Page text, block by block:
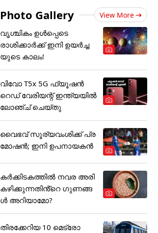
Photo Gallery View More
വൃശ്ചികം ഉൾപ്പെടെ
രാശിക്കാർക്ക് ഇനി ഉയർച്ച
യുടെ കാലം!
വിവോ T5x 5G ഫ്യൂഷൻ
റെഡ് വേരിയന്റ് ഇന്ത്യയിൽ
ലോഞ്ച് ചെയ്തു
വൈഭവ് സൂര്യവംശിക്ക് പ്ര
മോഷന്‍; ഇനി ഉപനായകന്‍
കർക്കിടകത്തിൽ നവര അരി
കഴിക്കുന്നതിൻ്റെ ഗുണങ്ങ
ൾ അറിയാമോ?
തിരക്കേറിയ 10 മെട്രോ